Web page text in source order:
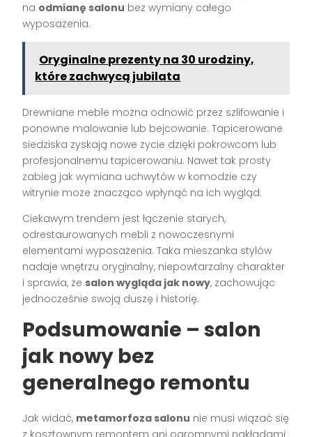
na odmianę salonu bez wymiany całego
wyposażenia.
Oryginalne prezenty na 30 urodziny,
które zachwycą jubilata
Drewniane meble można odnowić przez szlifowanie i
ponowne malowanie lub bejcowanie. Tapicerowane
siedziska zyskają nowe życie dzięki pokrowcom lub
profesjonalnemu tapicerowaniu. Nawet tak prosty
zabieg jak wymiana uchwytów w komodzie czy
witrynie może znacząco wpłynąć na ich wygląd.
Ciekawym trendem jest łączenie starych,
odrestaurowanych mebli z nowoczesnymi
elementami wyposażenia. Taka mieszanka stylów
nadaje wnętrzu oryginalny, niepowtarzalny charakter
i sprawia, że salon wygląda jak nowy, zachowując
jednocześnie swoją duszę i historię.
Podsumowanie – salon
jak nowy bez
generalnego remontu
Jak widać, metamorfoza salonu nie musi wiązać się